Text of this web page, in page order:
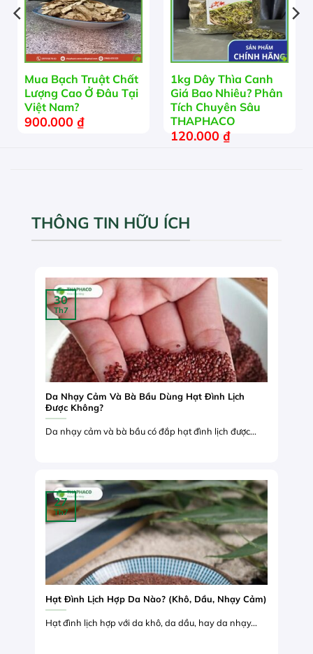
Mua Bạch Truật Chất
Lượng Cao Ở Đâu Tại
Việt Nam?
900.000 ₫
1kg Dây Thìa Canh
Giá Bao Nhiêu? Phân
Tích Chuyên Sâu
THAPHACO
120.000 ₫
THÔNG TIN HỮU ÍCH
Da Nhạy Cảm Và Bà Bầu Dùng Hạt Đình Lịch
Được Không?
Da nhạy cảm và bà bầu có đắp hạt đình lịch được...
30
Th7
Hạt Đình Lịch Hợp Da Nào? (Khô, Dầu, Nhạy Cảm)
Hạt đình lịch hợp với da khô, da dầu, hay da nhạy...
27
Th7